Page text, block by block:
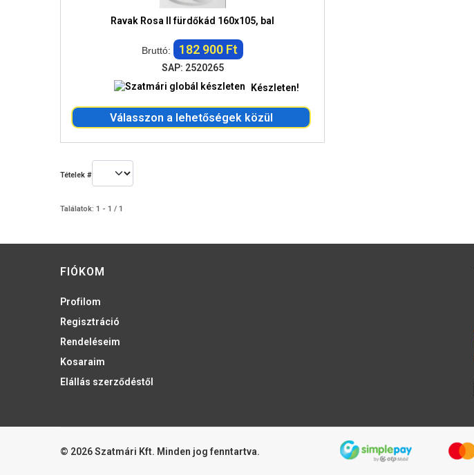
Ravak Rosa II fürdőkád 160x105, bal
Bruttó: 182 900 Ft
SAP: 2520265
Készleten!
Válasszon a lehetőségek közül
Tételek #
Találatok: 1 - 1 / 1
FIÓKOM
Profilom
Regisztráció
Rendeléseim
Kosaraim
Elállás szerződéstől
© 2026 Szatmári Kft. Minden jog fenntartva.